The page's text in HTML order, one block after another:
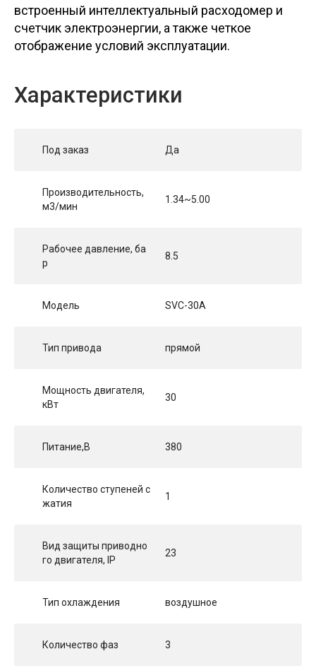
встроенный интеллектуальный расходомер и
счетчик электроэнергии, а также четкое
отображение условий эксплуатации.
Характеристики
Под заказ Да
Производительность,
м3/мин
1.34~5.00
Рабочее давление, ба
р
8.5
Модель SVC-30A
Тип привода прямой
Мощность двигателя,
кВт
30
Питание,В 380
Количество ступеней с
жатия
1
Вид защиты приводно
го двигателя, IP
23
Тип охлаждения воздушное
Количество фаз 3